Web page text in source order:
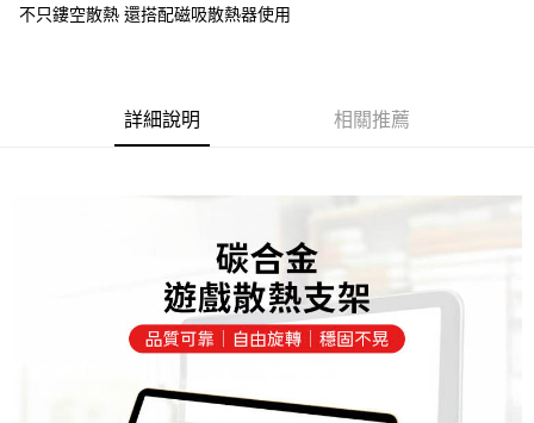
不只鏤空散熱 還搭配磁吸散熱器使用
詳細說明 相關推薦